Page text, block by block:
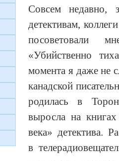
Совсем
детективам,
посоветовали
«Убийственно
момента я даже не
канадской
родилась в
выросла на книгах
века» детектива.
в